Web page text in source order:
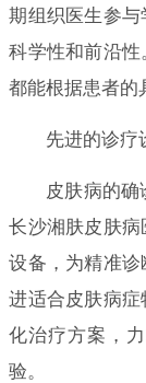
期组织医生参
科学性和前沿
都能根据患者的
先进的诊疗
皮肤病的确
长沙湘肤皮肤
设备，为精准诊
进适合皮肤病
化治疗方案，
验。